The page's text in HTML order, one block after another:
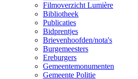
Filmoverzicht Lumière
Bibliotheek
Publicaties
Bidprentjes
Brievenhoofden/nota's
Burgemeesters
Ereburgers
Gemeentemonumenten
Gemeente Politie